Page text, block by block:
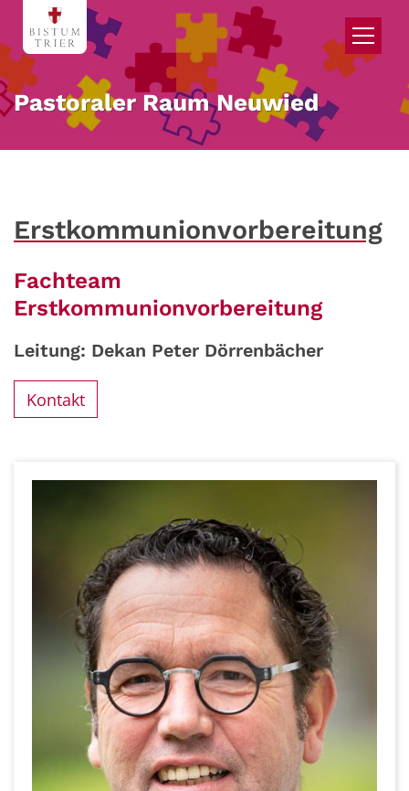
Zum Inhalt springen
Pastoraler Raum Neuwied
Erstkommunionvorbereitung
Fachteam
Erstkommunionvorbereitung
Leitung: Dekan Peter Dörrenbächer
Kontakt